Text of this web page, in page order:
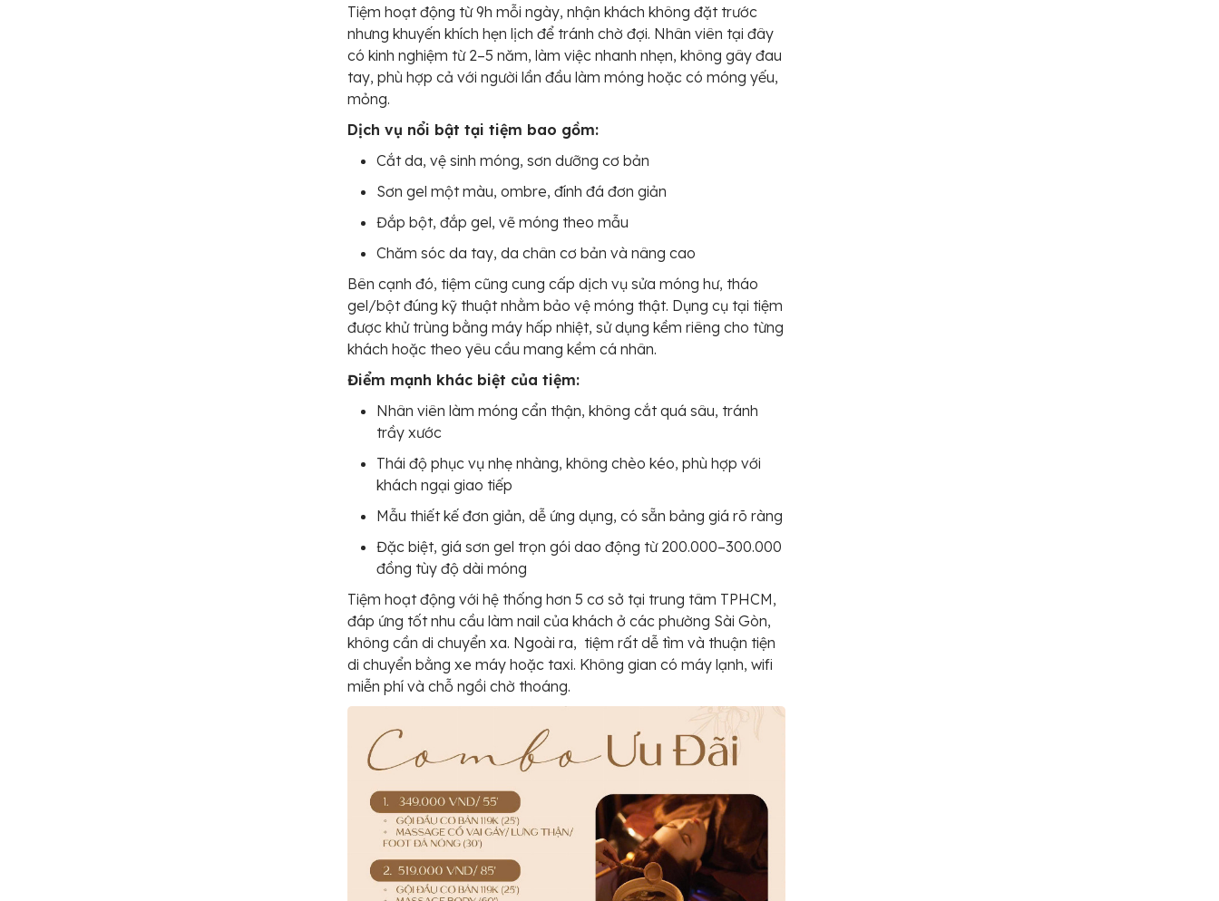
Tiệm hoạt động từ 9h mỗi ngày, nhận khách không đặt trước
nhưng khuyến khích hẹn lịch để tránh chờ đợi. Nhân viên tại đây
có kinh nghiệm từ 2–5 năm, làm việc nhanh nhẹn, không gây đau
tay, phù hợp cả với người lần đầu làm móng hoặc có móng yếu,
mỏng.
Dịch vụ nổi bật tại tiệm bao gồm:
Cắt da, vệ sinh móng, sơn dưỡng cơ bản
Sơn gel một màu, ombre, đính đá đơn giản
Đắp bột, đắp gel, vẽ móng theo mẫu
Chăm sóc da tay, da chân cơ bản và nâng cao
Bên cạnh đó, tiệm cũng cung cấp dịch vụ sửa móng hư, tháo
gel/bột đúng kỹ thuật nhằm bảo vệ móng thật. Dụng cụ tại tiệm
được khử trùng bằng máy hấp nhiệt, sử dụng kềm riêng cho từng
khách hoặc theo yêu cầu mang kềm cá nhân.
Điểm mạnh khác biệt của tiệm:
Nhân viên làm móng cẩn thận, không cắt quá sâu, tránh
trầy xước
Thái độ phục vụ nhẹ nhàng, không chèo kéo, phù hợp với
khách ngại giao tiếp
Mẫu thiết kế đơn giản, dễ ứng dụng, có sẵn bảng giá rõ ràng
Đặc biệt, giá sơn gel trọn gói dao động từ 200.000–300.000
đồng tùy độ dài móng
Tiệm hoạt động với hệ thống hơn 5 cơ sở tại trung tâm TPHCM,
đáp ứng tốt nhu cầu làm nail của khách ở các phường Sài Gòn,
không cần di chuyển xa. Ngoài ra, tiệm rất dễ tìm và thuận tiện
di chuyển bằng xe máy hoặc taxi. Không gian có máy lạnh, wifi
miễn phí và chỗ ngồi chờ thoáng.